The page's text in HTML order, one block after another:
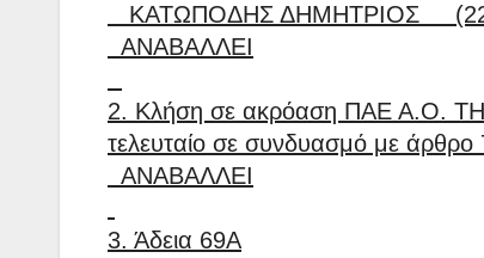
ΚΑΤΩΠΟΔΗΣ ΔΗΜΗΤΡΙΟΣ
ΑΝΑΒΑΛΛΕΙ
2. Κλήση σε ακρόαση ΠΑΕ Α.Ο.
τελευταίο σε συνδυασμό με
ΑΝΑΒΑΛΛΕΙ
3. Άδεια 69Α